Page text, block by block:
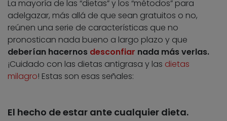
La mayoría de las “dietas” y los “métodos” para
adelgazar, más allá de que sean gratuitos o no,
reúnen una serie de características que no
pronostican nada bueno a largo plazo y que
deberían hacernos desconfiar nada más verlas.
¡Cuidado con las dietas antigrasa y las dietas
milagro! Estas son esas señales:
El hecho de estar ante cualquier dieta.